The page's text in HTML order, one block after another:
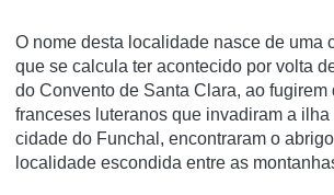
O nome desta localidade nasce de uma
que se calcula ter acontecido por volta
do Convento de Santa Clara, ao fugirem
franceses luteranos que invadiram a ilha
cidade do Funchal, encontraram o
localidade escondida entre as